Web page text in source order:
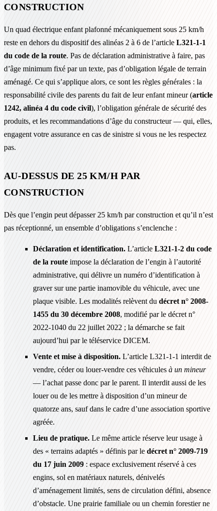
CONSTRUCTION
Un quad électrique enfant plafonné mécaniquement sous 25 km/h
reste en dehors du dispositif des alinéas 2 à 6 de l’article L321-1-1
du code de la route. Pas de déclaration administrative à faire, pas
d’âge minimum fixé par un texte, pas d’obligation légale de terrain
aménagé. Ce qui s’applique alors, ce sont les règles générales : la
responsabilité civile des parents du fait de leur enfant mineur (article
1242, alinéa 4 du code civil), l’obligation générale de sécurité des
produits, et les recommandations d’âge du constructeur — qui, elles,
engagent votre assurance en cas de sinistre si vous ne les respectez
pas.
AU-DESSUS DE 25 KM/H PAR
CONSTRUCTION
Dès que l’engin peut dépasser 25 km/h par construction et qu’il n’est
pas réceptionné, un ensemble d’obligations s’enclenche :
Déclaration et identification. L’article L321-1-2 du code
de la route impose la déclaration de l’engin à l’autorité
administrative, qui délivre un numéro d’identification à
graver sur une partie inamovible du véhicule, avec une
plaque visible. Les modalités relèvent du décret n° 2008-
1455 du 30 décembre 2008, modifié par le décret n°
2022-1040 du 22 juillet 2022 ; la démarche se fait
aujourd’hui par le téléservice DICEM.
Vente et mise à disposition. L’article L321-1-1 interdit de
vendre, céder ou louer-vendre ces véhicules à un mineur
— l’achat passe donc par le parent. Il interdit aussi de les
louer ou de les mettre à disposition d’un mineur de
quatorze ans, sauf dans le cadre d’une association sportive
agréée.
Lieu de pratique. Le même article réserve leur usage à
des « terrains adaptés » définis par le décret n° 2009-719
du 17 juin 2009 : espace exclusivement réservé à ces
engins, sol en matériaux naturels, dénivelés
d’aménagement limités, sens de circulation défini, absence
d’obstacle. Une prairie familiale ou un chemin forestier ne